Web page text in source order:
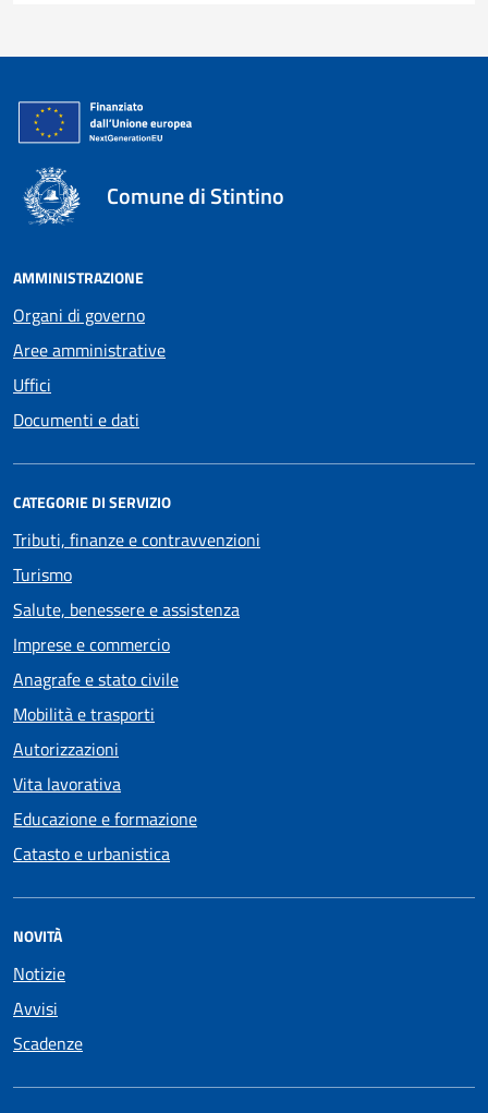
Comune di Stintino
AMMINISTRAZIONE
Organi di governo
Aree amministrative
Uffici
Documenti e dati
CATEGORIE DI SERVIZIO
Tributi, finanze e contravvenzioni
Turismo
Salute, benessere e assistenza
Imprese e commercio
Anagrafe e stato civile
Mobilità e trasporti
Autorizzazioni
Vita lavorativa
Educazione e formazione
Catasto e urbanistica
NOVITÀ
Notizie
Avvisi
Scadenze